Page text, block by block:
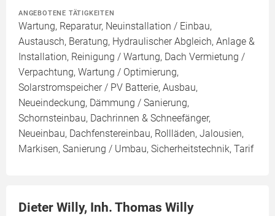
ANGEBOTENE TÄTIGKEITEN
Wartung, Reparatur, Neuinstallation / Einbau,
Austausch, Beratung, Hydraulischer Abgleich, Anlage &
Installation, Reinigung / Wartung, Dach Vermietung /
Verpachtung, Wartung / Optimierung,
Solarstromspeicher / PV Batterie, Ausbau,
Neueindeckung, Dämmung / Sanierung,
Schornsteinbau, Dachrinnen & Schneefänger,
Neueinbau, Dachfenstereinbau, Rollläden, Jalousien,
Markisen, Sanierung / Umbau, Sicherheitstechnik, Tarif
Dieter Willy, Inh. Thomas Willy